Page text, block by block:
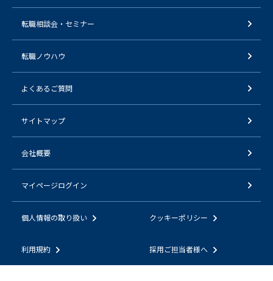
転職相談会・セミナー
転職ノウハウ
よくあるご質問
サイトマップ
会社概要
マイページログイン
個人情報の取り扱い クッキーポリシー
利用規約 採用ご担当者様へ